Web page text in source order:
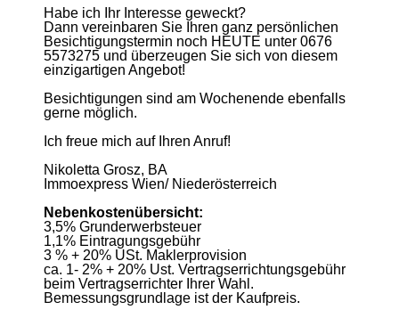
Habe ich Ihr Interesse geweckt?
Dann vereinbaren Sie Ihren ganz persönlichen
Besichtigungstermin noch HEUTE unter 0676
5573275 und überzeugen Sie sich von diesem
einzigartigen Angebot!
Besichtigungen sind am Wochenende ebenfalls
gerne möglich.
Ich freue mich auf Ihren Anruf!
Nikoletta Grosz, BA
Immoexpress Wien/ Niederösterreich
Nebenkostenübersicht:
3,5% Grunderwerbsteuer
1,1% Eintragungsgebühr
3 % + 20% USt. Maklerprovision
ca. 1- 2% + 20% Ust. Vertragserrichtungsgebühr
beim Vertragserrichter Ihrer Wahl.
Bemessungsgrundlage ist der Kaufpreis.